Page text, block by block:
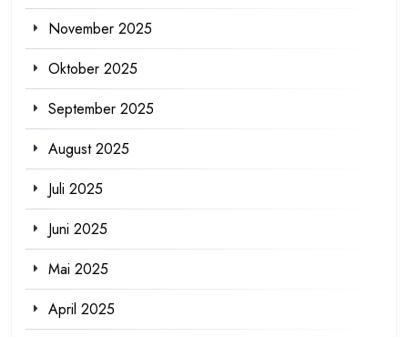
November 2025
Oktober 2025
September 2025
August 2025
Juli 2025
Juni 2025
Mai 2025
April 2025